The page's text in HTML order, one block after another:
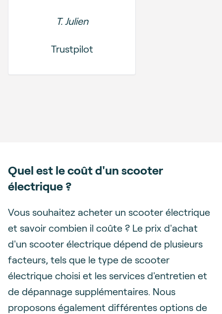
T. Julien
Trustpilot
Quel est le coût d'un scooter
électrique ?
Vous souhaitez acheter un scooter électrique
et savoir combien il coûte ? Le prix d'achat
d'un scooter électrique dépend de plusieurs
facteurs, tels que le type de scooter
électrique choisi et les services d'entretien et
de dépannage supplémentaires. Nous
proposons également différentes options de